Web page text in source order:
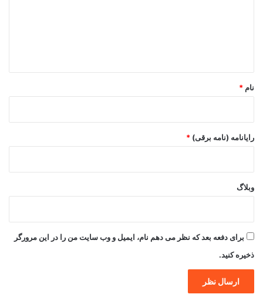
نام *
رایانامه (نامه برقی) *
وبلاگ
برای دفعه بعد که نظر می دهم نام، ایمیل و وب سایت من را در این مرورگر
ذخیره کنید.